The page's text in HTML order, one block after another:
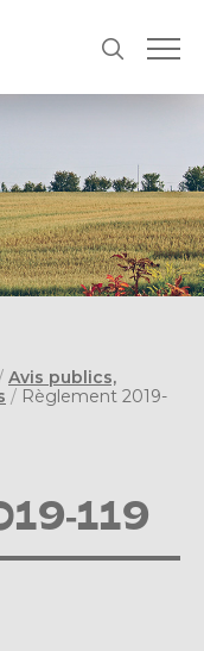
Avis publics,
/ Règlement 2019-
119